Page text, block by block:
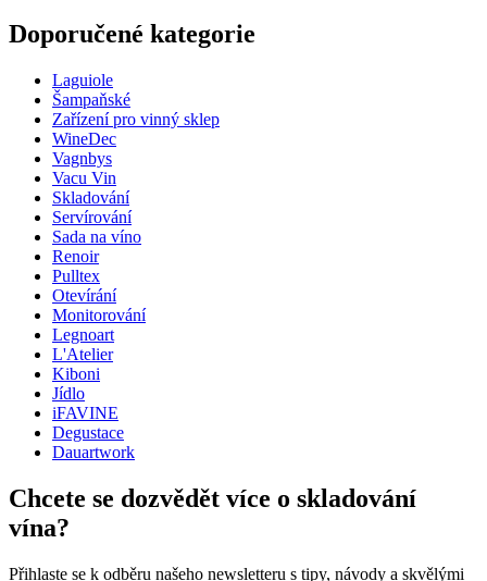
Číslo produktu40-268-570
Rozměry (ŠxVxH cm)
Hmotnost (kg)0.2
Výška (cm)
Šířka (cm)
wine accessories
Status When Soldout
Doporučené kategorie
Laguiole
Šampaňské
Zařízení pro vinný sklep
WineDec
Vagnbys
Vacu Vin
Skladování
Servírování
Sada na víno
Renoir
Pulltex
Otevírání
Monitorování
Legnoart
L'Atelier
Kiboni
Jídlo
iFAVINE
Degustace
Dauartwork
Chcete se dozvědět více o skladování
vína?
Přihlaste se k odběru našeho newsletteru s tipy, návody a skvělými